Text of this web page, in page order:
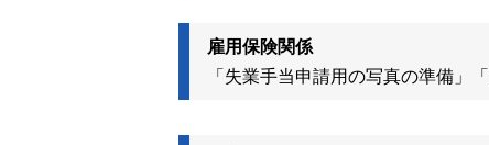
雇用保険関係
「失業手当申請用の写真の準備」